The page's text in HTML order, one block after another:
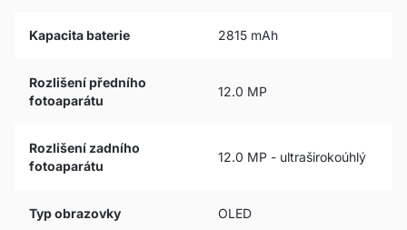
Kapacita baterie 2815 mAh
Rozlišení předního
fotoaparátu
12.0 MP
Rozlišení zadního
fotoaparátu
12.0 MP - ultraširokoúhlý
Typ obrazovky OLED